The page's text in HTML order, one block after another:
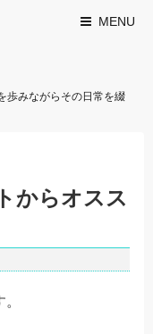
MENU
みながらその日常を綴
からオスス